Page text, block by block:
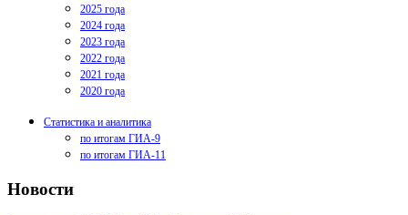
2025 года
2024 года
2023 года
2022 года
2021 года
2020 года
Статистика и аналитика
по итогам ГИА-9
по итогам ГИА-11
Новости